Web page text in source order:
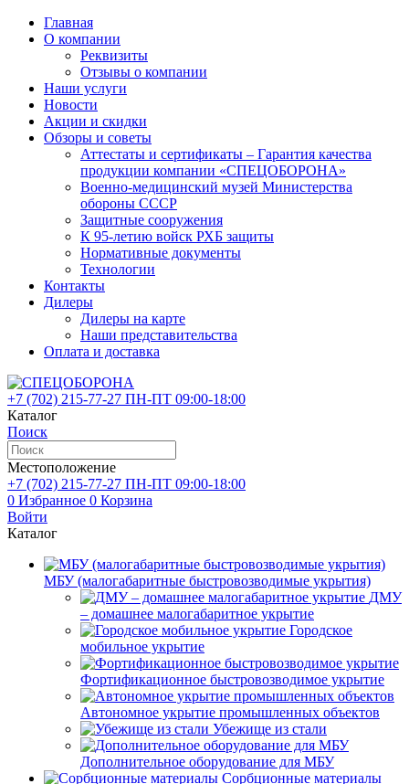
Главная
О компании
Реквизиты
Отзывы о компании
Наши услуги
Новости
Акции и скидки
Обзоры и советы
Аттестаты и сертификаты – Гарантия качества
продукции компании «СПЕЦОБОРОНА»
Военно-медицинский музей Министерства
обороны СССР
Защитные сооружения
К 95-летию войск РХБ защиты
Нормативные документы
Технологии
Контакты
Дилеры
Дилеры на карте
Наши представительства
Оплата и доставка
+7 (702) 215-77-27 ПН-ПТ 09:00-18:00
Каталог
Поиск
Местоположение
+7 (702) 215-77-27 ПН-ПТ 09:00-18:00
0 Избранное 0 Корзина
Войти
Каталог
МБУ (малогабаритные быстровозводимые укрытия)
ДМУ
– домашнее малогабаритное укрытие
Городское
мобильное укрытие
Фортификационное быстровозводимое укрытие
Автономное укрытие промышленных объектов
Убежище из стали
Дополнительное оборудование для МБУ
Сорбционные материалы